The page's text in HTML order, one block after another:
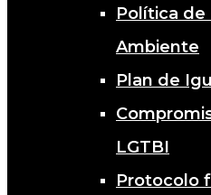
Política de
Ambiente
Plan de
LGTBI
Protocolo